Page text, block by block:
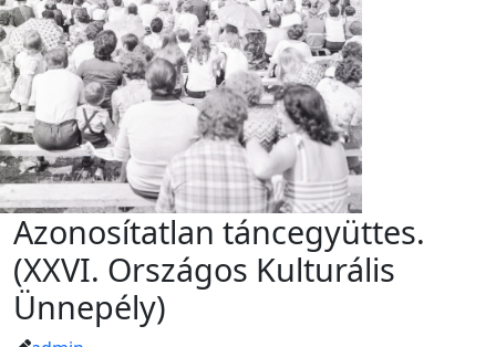
Azonosítatlan táncegyüttes.
(XXVI. Országos Kulturális
Ünnepély)